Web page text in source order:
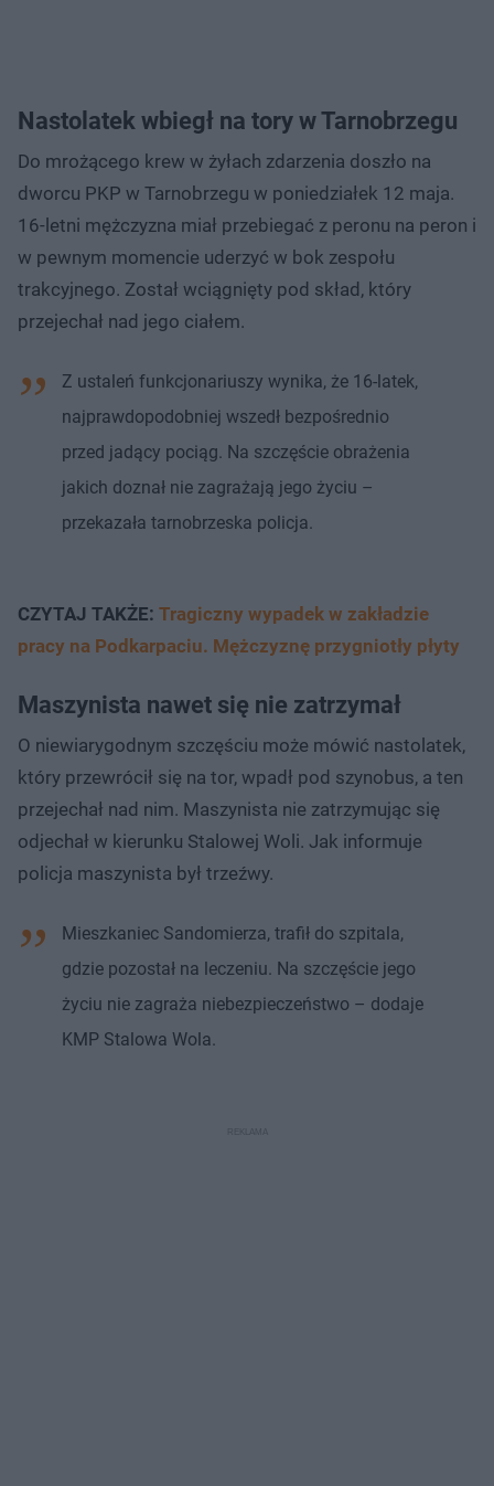
Nastolatek wbiegł na tory w Tarnobrzegu
Do mrożącego krew w żyłach zdarzenia doszło na
dworcu PKP w Tarnobrzegu w poniedziałek 12 maja.
16-letni mężczyzna miał przebiegać z peronu na peron i
w pewnym momencie uderzyć w bok zespołu
trakcyjnego. Został wciągnięty pod skład, który
przejechał nad jego ciałem.
Z ustaleń funkcjonariuszy wynika, że 16-latek,
najprawdopodobniej wszedł bezpośrednio
przed jadący pociąg. Na szczęście obrażenia
jakich doznał nie zagrażają jego życiu –
przekazała tarnobrzeska policja.
CZYTAJ TAKŻE: Tragiczny wypadek w zakładzie
pracy na Podkarpaciu. Mężczyznę przygniotły płyty
Maszynista nawet się nie zatrzymał
O niewiarygodnym szczęściu może mówić nastolatek,
który przewrócił się na tor, wpadł pod szynobus, a ten
przejechał nad nim. Maszynista nie zatrzymując się
odjechał w kierunku Stalowej Woli. Jak informuje
policja maszynista był trzeźwy.
Mieszkaniec Sandomierza, trafił do szpitala,
gdzie pozostał na leczeniu. Na szczęście jego
życiu nie zagraża niebezpieczeństwo – dodaje
KMP Stalowa Wola.